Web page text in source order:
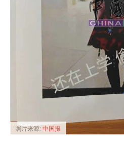
照片来源: 中国报